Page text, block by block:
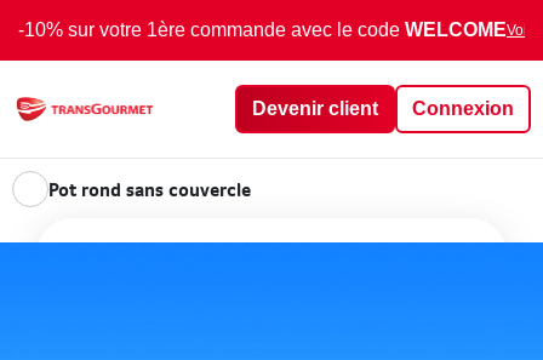
-10% sur votre 1ère commande avec le code WELCOMEVoir
Devenir client Connexion
Pot rond sans couvercle